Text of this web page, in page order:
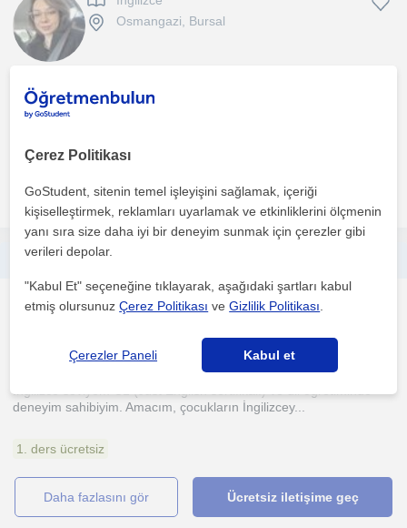
Osmangazi, Bursal
6-12 yaş arası çocuklara birebir İngilizce dersleri verdim. • Dersleri
çocukların seviyesine ve ilgi alanlarına gör...
daha fazlasını gör Ücretsiz iletişime geç
Ingilizce
deneyim sahibiyim. Amacım, çocukların İngilizcey...
1. ders ücretsiz
daha fazlasını gör Ücretsiz iletişime geç
Çerez Politikası
GoStudent, sitenin temel işleyişini sağlamak, içeriği
kişiselleştirmek, reklamları uyarlamak ve etkinliklerini ölçmenin
yanı sıra size daha iyi bir deneyim sunmak için çerezler gibi
verileri depolar.
"Kabul Et" seçeneğine tıklayarak, aşağıdaki şartları kabul
etmiş olursunuzÇerez Politikası veGizlilik Politikası
Çerezler Paneli Kabul et